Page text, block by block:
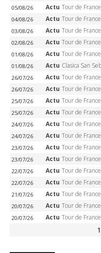
05/08/26 Actu Tour de France Femmes 2026, étape 5 –
04/08/26 Actu Tour de France Femmes 2026,
03/08/26 Actu Tour de France Femmes 2026, étape
02/08/26 Actu Tour de France Femmes 2026, étape
01/08/26 Actu Tour de France Femmes 2026, étape
01/08/26 Actu Clasica San Sebastian 2026 –
26/07/26 Actu Tour de France 2026 – Van der
26/07/26 Actu Tour de France 2026 – Étape 21 : Van der
25/07/26 Actu Tour de France 2026 – Richard
25/07/26 Actu Tour de France 2026 – Étape 20 :
24/07/26 Actu Tour de France 2026 – Tadej
24/07/26 Actu Tour de France 2026 – Étape
23/07/26 Actu Tour de France 2026 – Carapaz en
23/07/26 Actu Tour de France 2026 – Étape 18 : Qui
22/07/26 Actu Tour de France 2026 – Philipsen
22/07/26 Actu Tour de France 2026 – Étape
21/07/26 Actu Tour de France 2026 –
20/07/26 Actu Tour de France 2026 – Étape 16 : Evenepoel,
20/07/26 Actu Tour de France 2026 – Le
1